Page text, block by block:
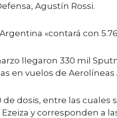
Agustín Rossi.
«contará con
llegaron 330 mil
en vuelos de Aerolíneas
dosis, entre las cuales
y corresponden a